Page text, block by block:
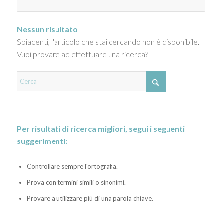
Nessun risultato
Spiacenti, l'articolo che stai cercando non è disponibile.
Vuoi provare ad effettuare una ricerca?
Per risultati di ricerca migliori, segui i seguenti
suggerimenti:
Controllare sempre l'ortografia.
Prova con termini simili o sinonimi.
Provare a utilizzare più di una parola chiave.